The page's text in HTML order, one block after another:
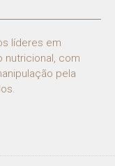
líderes em
nutricional, com
pela